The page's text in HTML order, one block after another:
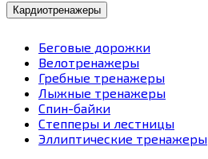
Кардиотренажеры
Беговые дорожки
Велотренажеры
Гребные тренажеры
Лыжные тренажеры
Спин-байки
Степперы и лестницы
Эллиптические тренажеры